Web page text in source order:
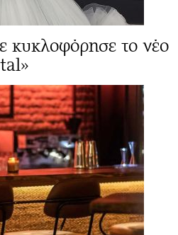
κυκλοφόρησε το νέο